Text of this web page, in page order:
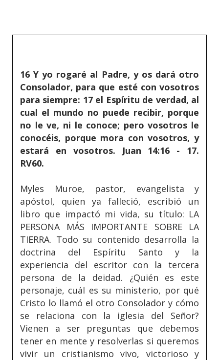
16 Y yo rogaré al Padre, y os dará otro
Consolador, para que esté con vosotros
para siempre: 17 el Espíritu de verdad, al
cual el mundo no puede recibir, porque
no le ve, ni le conoce; pero vosotros le
conocéis, porque mora con vosotros, y
estará en vosotros. Juan 14:16 - 17.
RV60.
Myles Muroe, pastor, evangelista y
apóstol, quien ya falleció, escribió un
libro que impactó mi vida, su título: LA
PERSONA MÁS IMPORTANTE SOBRE LA
TIERRA. Todo su contenido desarrolla la
doctrina del Espíritu Santo y la
experiencia del escritor con la tercera
persona de la deidad. ¿Quién es este
personaje, cuál es su ministerio, por qué
Cristo lo llamó el otro Consolador y cómo
se relaciona con la iglesia del Señor?
Vienen a ser preguntas que debemos
tener en mente y resolverlas si queremos
vivir un cristianismo vivo, victorioso y